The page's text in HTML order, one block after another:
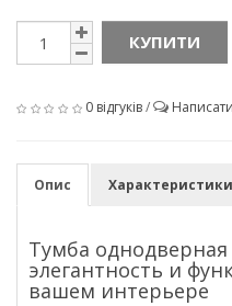
КУПИТИ
0 відгуків/
Опис Характеристики
Тумба
элегантность и
вашем интерьере